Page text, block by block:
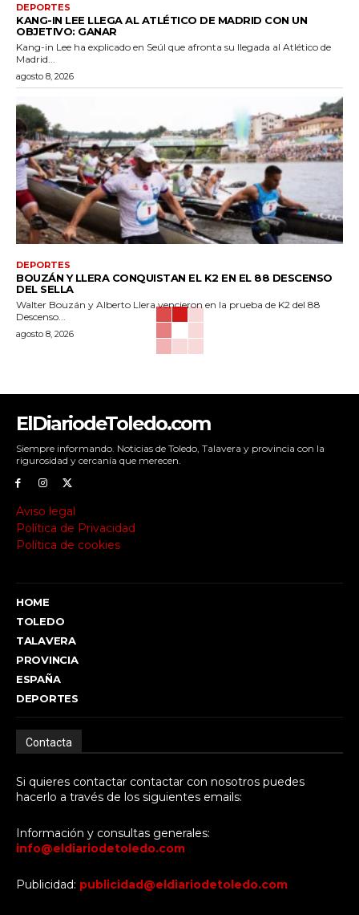
DEPORTES
KANG-IN LEE LLEGA AL ATLÉTICO DE MADRID CON UN
OBJETIVO: GANAR
Kang-in Lee ha explicado en Seúl que afronta su llegada al Atlético de
Madrid...
agosto 8, 2026
DEPORTES
BOUZÁN Y LLERA CONQUISTAN EL K2 EN EL 88 DESCENSO
DEL SELLA
Walter Bouzán y Alberto Llera vencieron en la prueba de K2 del 88
Descenso...
agosto 8, 2026
ElDiariodeToledo.com
Siempre informando. Noticias de Toledo, Talavera y provincia con la
rigurosidad y cercanía que merecen.
Aviso legal
Política de Privacidad
Política de cookies
HOME
TOLEDO
TALAVERA
PROVINCIA
ESPAÑA
DEPORTES
Contacta
Si quieres contactar contactar con nosotros puedes
hacerlo a través de los siguientes emails:
Información y consultas generales:
info@eldiariodetoledo.com
Publicidad: publicidad@eldiariodetoledo.com